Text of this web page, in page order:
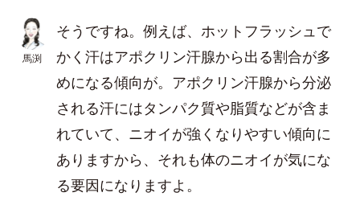
馬渕
そうですね。例えば、ホットフラッシュで
かく汗はアポクリン汗腺から出る割合が多
めになる傾向が。アポクリン汗腺から分泌
される汗にはタンパク質や脂質などが含ま
れていて、ニオイが強くなりやすい傾向に
ありますから、それも体のニオイが気にな
る要因になりますよ。